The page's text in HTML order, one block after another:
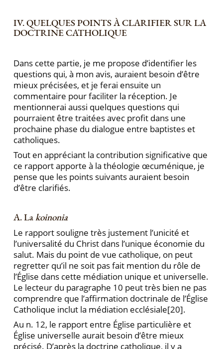
IV. QUELQUES POINTS À CLARIFIER SUR LA
DOCTRINE CA­THOLIQUE
Dans cette partie, je me propose d’identifier les
ques­tions qui, à mon avis, auraient besoin d’être
mieux précisées, et je ferai ensuite un
commentaire pour faci­liter la réception. Je
mentionnerai aussi quelques ques­tions qui
pourraient être traitées avec profit dans une
prochaine phase du dialogue entre baptistes et
catho­liques.
Tout en appréciant la contribution significative que
ce rapport apporte à la théologie œcuménique, je
pense que les points suivants auraient besoin
d’être clarifiés.
A. Lakoinonia
Le rapport souligne très justement l’unicité et
l’universalité du Christ dans l’unique économie du
sa­lut. Mais du point de vue catholique, on peut
regretter qu’il ne soit pas fait mention du rôle de
l’Église dans cette médiation unique et universelle.
Le lecteur du pa­ragraphe 10 peut très bien ne pas
comprendre que l’affirmation doctrinale de l’Église
Catholique inclut la médiation ecclésiale[20].
Au n. 12, le rapport entre Église particulière et
Église universelle aurait besoin d’être mieux
précisé. D’après la doctrine catholique, il y a